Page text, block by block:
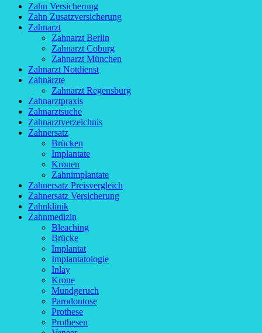
Zahn Versicherung
Zahn Zusatzversicherung
Zahnarzt
Zahnarzt Berlin
Zahnarzt Coburg
Zahnarzt München
Zahnarzt Notdienst
Zahnärzte
Zahnarzt Regensburg
Zahnarztpraxis
Zahnarztsuche
Zahnarztverzeichnis
Zahnersatz
Brücken
Implantate
Kronen
Zahnimplantate
Zahnersatz Preisvergleich
Zahnersatz Versicherung
Zahnklinik
Zahnmedizin
Bleaching
Brücke
Implantat
Implantatologie
Inlay
Krone
Mundgeruch
Parodontose
Prothese
Prothesen